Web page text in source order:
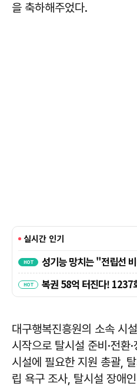
을 축하해주었다.
대구행복진흥원의 소속 시
시작으로 탈시설 준비·전환
시설에 필요한 지원 총괄,
립 욕구 조사, 탈시설 장애